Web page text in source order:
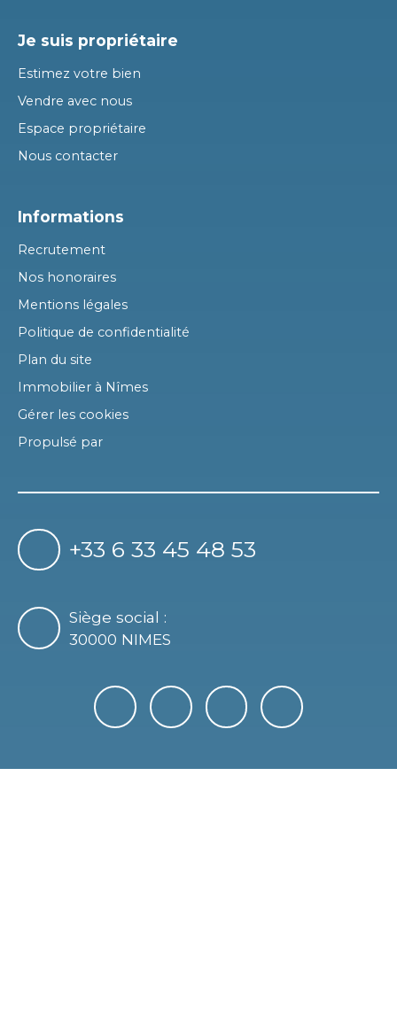
Je suis propriétaire
Estimez votre bien
Vendre avec nous
Espace propriétaire
Nous contacter
Informations
Recrutement
Nos honoraires
Mentions légales
Politique de confidentialité
Plan du site
Immobilier à Nîmes
Gérer les cookies
Propulsé par
+33 6 33 45 48 53
Siège social :
30000 NIMES